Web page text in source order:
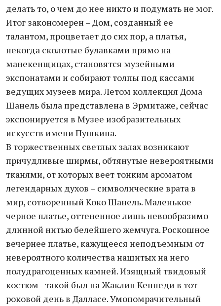
делать то, о чем до нее никто и подумать не мог.
Итог закономерен – Дом, созданный ее
талантом, процветает до сих пор, а платья,
некогда сколотые булавками прямо на
манекенщицах, становятся музейными
экспонатами и собирают толпы под кассами
ведущих музеев мира. Летом коллекция Дома
Шанель была представлена в Эрмитаже, сейчас
экспонируется в Музее изобразительных
искусств имени Пушкина.
В торжественных светлых залах возникают
причудливые ширмы, обтянутые невероятными
тканями, от которых веет тонким ароматом
легендарных духов – символические врата в
мир, сотворенный Коко Шанель. Маленькое
черное платье, оттененное лишь невообразимо
длинной нитью белейшего жемчуга. Роскошное
вечернее платье, кажущееся неподъемным от
невероятного количества нашитых на него
полудрагоценных камней. Изящный твидовый
костюм - такой был на Жаклин Кеннеди в тот
роковой день в Далласе. Умопомрачительный